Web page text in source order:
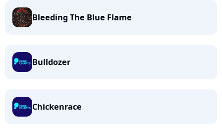
Bleeding The Blue Flame
Bulldozer
Chickenrace